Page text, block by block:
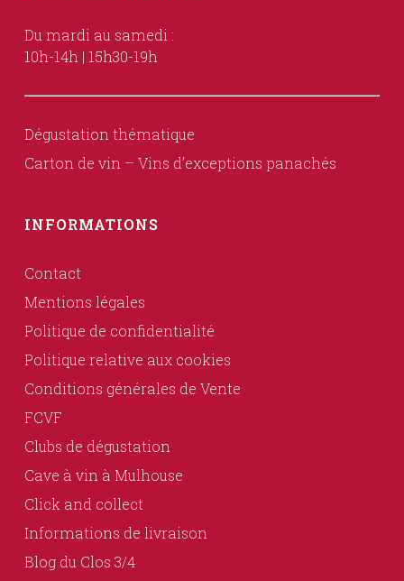
Du mardi au samedi :
10h-14h | 15h30-19h
Dégustation thématique
Carton de vin – Vins d’exceptions panachés
INFORMATIONS
Contact
Mentions légales
Politique de confidentialité
Politique relative aux cookies
Conditions générales de Vente
FCVF
Clubs de dégustation
Cave à vin à Mulhouse
Click and collect
Informations de livraison
Blog du Clos 3/4